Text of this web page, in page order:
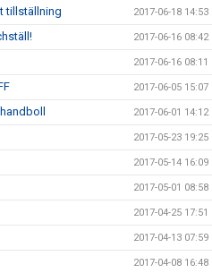
tillställning 2017-06-18 14:53
2017-06-16 08:42
2017-06-16 08:11
2017-06-05 15:07
2017-06-01 14:12
2017-05-23 19:25
2017-05-14 16:09
2017-05-01 08:58
2017-04-25 17:51
2017-04-13 07:59
2017-04-08 16:48